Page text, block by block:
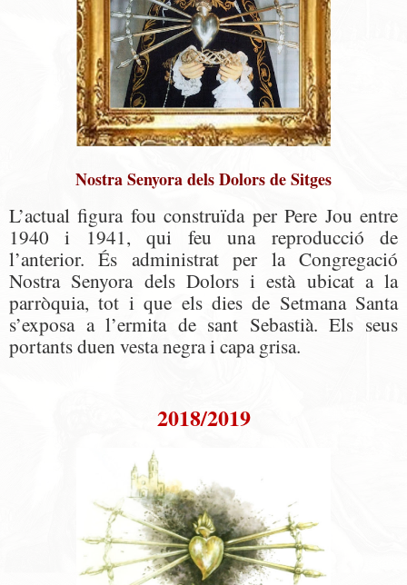
Nostra Senyora dels Dolors de Sitges
L’actual figura fou construïda per Pere Jou entre
1940 i 1941, qui feu una reproducció de
l’anterior. És administrat per la Congregació
Nostra Senyora dels Dolors i està ubicat a la
parròquia, tot i que els dies de Setmana Santa
s’exposa a l’ermita de sant Sebastià. Els seus
portants duen vesta negra i capa grisa.
2018/2019